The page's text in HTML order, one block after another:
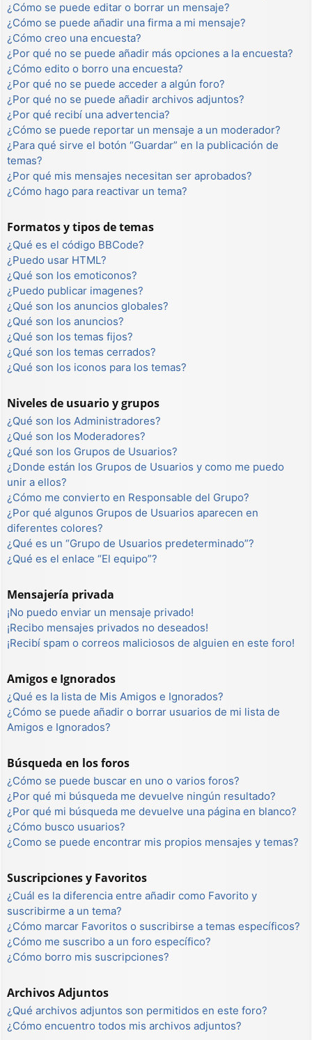
¿Cómo se puede editar o borrar un mensaje?
¿Cómo se puede añadir una firma a mi mensaje?
¿Cómo creo una encuesta?
¿Por qué no se puede añadir más opciones a la encuesta?
¿Cómo edito o borro una encuesta?
¿Por qué no se puede acceder a algún foro?
¿Por qué no se puede añadir archivos adjuntos?
¿Por qué recibí una advertencia?
¿Cómo se puede reportar un mensaje a un moderador?
¿Para qué sirve el botón “Guardar” en la publicación de
temas?
¿Por qué mis mensajes necesitan ser aprobados?
¿Cómo hago para reactivar un tema?
Formatos y tipos de temas
¿Qué es el código BBCode?
¿Puedo usar HTML?
¿Qué son los emoticonos?
¿Puedo publicar imagenes?
¿Qué son los anuncios globales?
¿Qué son los anuncios?
¿Qué son los temas fijos?
¿Qué son los temas cerrados?
¿Qué son los iconos para los temas?
Niveles de usuario y grupos
¿Qué son los Administradores?
¿Qué son los Moderadores?
¿Qué son los Grupos de Usuarios?
¿Donde están los Grupos de Usuarios y como me puedo
unir a ellos?
¿Cómo me convierto en Responsable del Grupo?
¿Por qué algunos Grupos de Usuarios aparecen en
diferentes colores?
¿Qué es un “Grupo de Usuarios predeterminado”?
¿Qué es el enlace “El equipo”?
Mensajería privada
¡No puedo enviar un mensaje privado!
¡Recibo mensajes privados no deseados!
¡Recibí spam o correos maliciosos de alguien en este foro!
Amigos e Ignorados
¿Qué es la lista de Mis Amigos e Ignorados?
¿Cómo se puede añadir o borrar usuarios de mi lista de
Amigos e Ignorados?
Búsqueda en los foros
¿Cómo se puede buscar en uno o varios foros?
¿Por qué mi búsqueda me devuelve ningún resultado?
¿Por qué mi búsqueda me devuelve una página en blanco?
¿Cómo busco usuarios?
¿Como se puede encontrar mis propios mensajes y temas?
Suscripciones y Favoritos
¿Cuál es la diferencia entre añadir como Favorito y
suscribirme a un tema?
¿Cómo marcar Favoritos o suscribirse a temas específicos?
¿Cómo me suscribo a un foro específico?
¿Cómo borro mis suscripciones?
Archivos Adjuntos
¿Qué archivos adjuntos son permitidos en este foro?
¿Cómo encuentro todos mis archivos adjuntos?